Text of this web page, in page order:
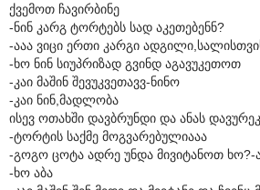
ქვემოთ ჩავირბინე
-ნინ კარგ ტორტებს სად აკეთებენნ?
-ააა ვიცი ერთი კარგი
-ხო ნინ სიუპრიზად გვინდ აგავუკეთოთ
-კაი მაშინ შევუკვეთავვ-ნინო
-კაი ნინ,მადლობა
ისევ ოთახში დავბრუნდი და ანას
-ტორტის საქმე მოგვარებულიააა
-გოგო ცოტა ადრე უნდა მივიტანოთ ხო?-
-ხო აბა